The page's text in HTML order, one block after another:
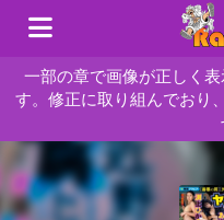
一部の章で画像が正しく
す。修正に取り組んでおり